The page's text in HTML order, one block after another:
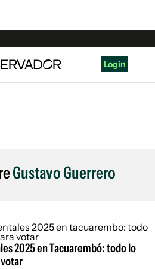
Login
Gustavo Guerrero
2025 en Tacuarembó: todo lo